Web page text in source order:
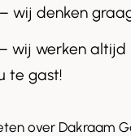
wij denken
wij werken altijd
te gast!
over Dakraam